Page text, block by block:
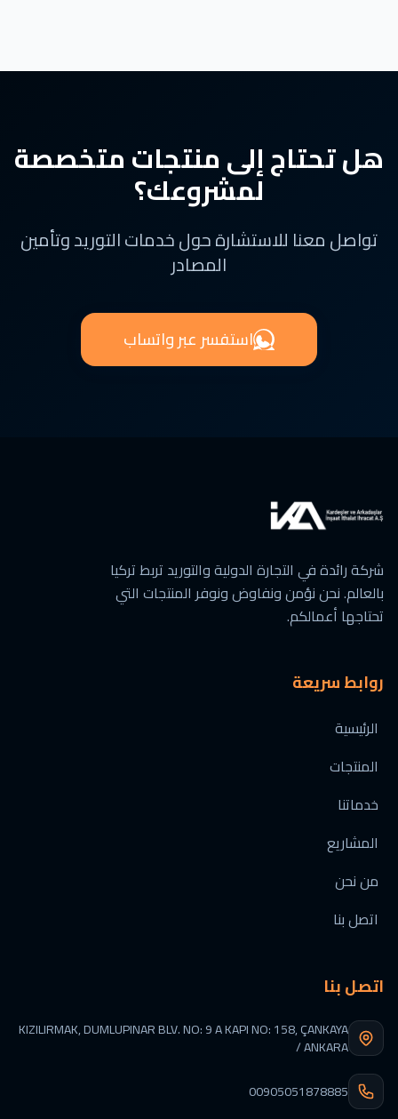
هل تحتاج إلى منتجات متخصصة
لمشروعك؟
تواصل معنا للاستشارة حول خدمات التوريد وتأمين
المصادر
استفسر عبر واتساب
شركة رائدة في التجارة الدولية والتوريد تربط تركيا
بالعالم. نحن نؤمن ونفاوض ونوفر المنتجات التي
تحتاجها أعمالكم.
روابط سريعة
الرئيسية
المنتجات
خدماتنا
المشاريع
من نحن
اتصل بنا
اتصل بنا
KIZILIRMAK, DUMLUPINAR BLV. NO: 9 A KAPI NO: 158, ÇANKAYA
/ ANKARA
00905051878885